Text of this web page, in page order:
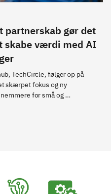
partnerskab gør det
skabe værdi med AI
TechCircle, følger op på
skærpet fokus og ny
for små og
konkurrenceevne.